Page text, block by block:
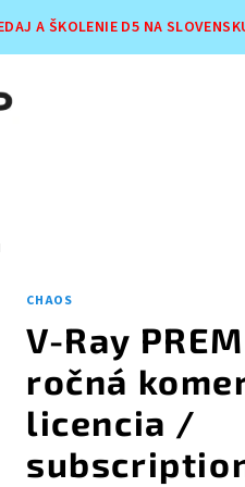
A ŠKOLENIE D5 NA
CHAOS
V-Ray
ročná
licencia /